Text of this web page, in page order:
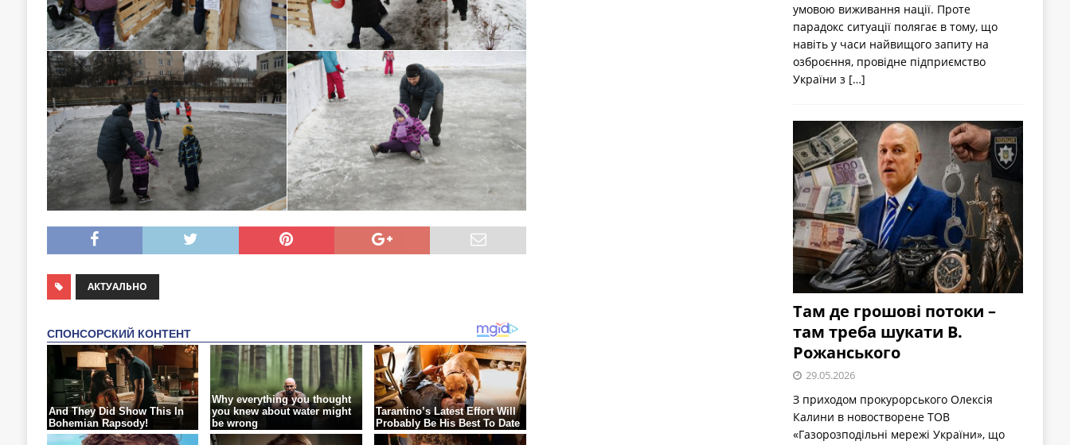
АКТУАЛЬНО
умовою виживання нації. Проте
парадокс ситуації полягає в тому, що
навіть у часи найвищого запиту на
озброєння, провідне підприємство
України з […]
Там де грошові потоки –
там треба шукати В.
Рожанського
29.05.2026
З приходом прокурорського Олексія
Калини в новостворене ТОВ
«Газорозподільні мережі України», що